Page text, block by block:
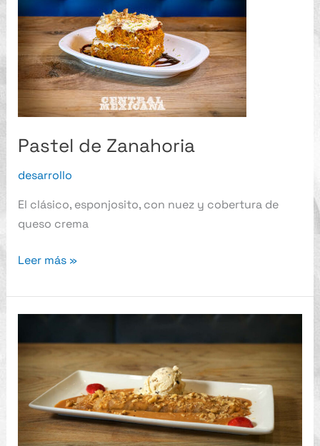
Pastel de Zanahoria
desarrollo
El clásico, esponjosito, con nuez y cobertura de
queso crema
de
Zanahoria
Leer más »
de
Cajeta